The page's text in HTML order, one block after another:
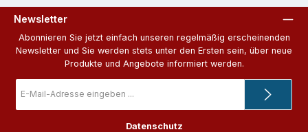
Newsletter
Abonnieren Sie jetzt einfach unseren regelmäßig erscheinenden
Newsletter und Sie werden stets unter den Ersten sein, über neue
Produkte und Angebote informiert werden.
Mail-
Adresse
Datenschutz